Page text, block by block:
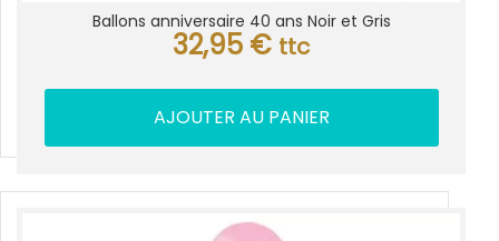
Ballons anniversaire 40 ans Noir et Gris
32,95 € ttc
AJOUTER AU PANIER